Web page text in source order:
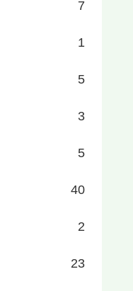
7
1
5
3
5
40
2
23